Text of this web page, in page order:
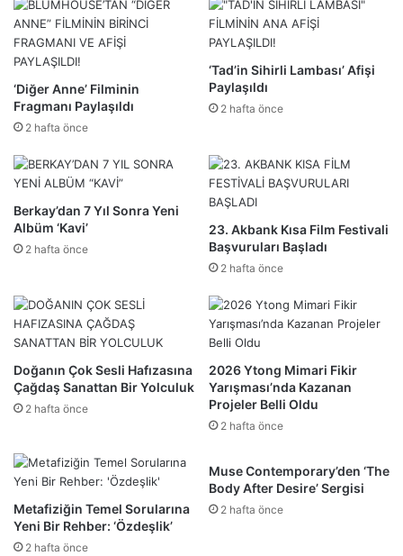
‘Diğer Anne’ Filminin
Fragmanı Paylaşıldı
2 hafta önce
‘Tad’in Sihirli Lambası’ Afişi
Paylaşıldı
2 hafta önce
Berkay’dan 7 Yıl Sonra Yeni
Albüm ‘Kavi’
2 hafta önce
23. Akbank Kısa Film Festivali
Başvuruları Başladı
2 hafta önce
Doğanın Çok Sesli Hafızasına
Çağdaş Sanattan Bir Yolculuk
2 hafta önce
2026 Ytong Mimari Fikir
Yarışması’nda Kazanan
Projeler Belli Oldu
2 hafta önce
Metafiziğin Temel Sorularına
Yeni Bir Rehber: ‘Özdeşlik’
2 hafta önce
Muse Contemporary’den ‘The
Body After Desire’ Sergisi
2 hafta önce